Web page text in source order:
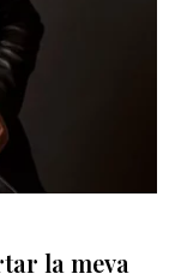
la meva